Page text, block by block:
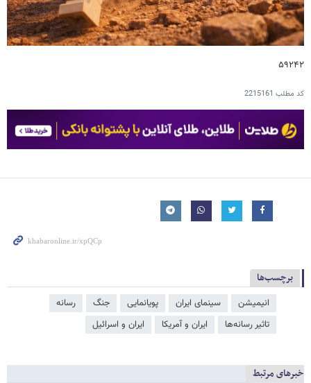
۵۹۲۴۲
کد مطلب 2215161
برچسب‌ها
انیمیشن سینمای ایران پویانمایی جنگ
رسانه
تاثیر رسانه‌ها
ایران و آمریکا ایران و اسرائیل
خبرهای مرتبط